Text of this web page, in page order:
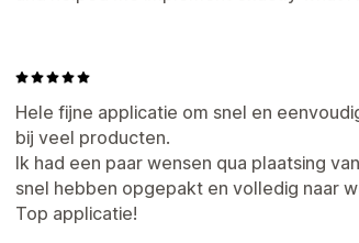
Hele fijne applicatie om snel en
bij veel producten.
Ik had een paar wensen qua plaatsing
snel hebben opgepakt en volledig naar
Top applicatie!